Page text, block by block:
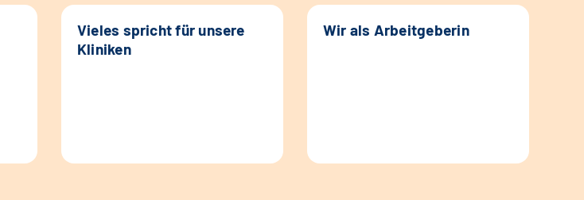
Vieles spricht für unsere
Kliniken
Wir als Arbeitgeberin